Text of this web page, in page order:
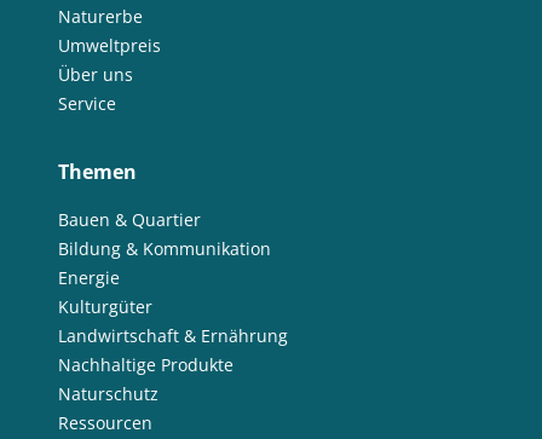
Naturerbe
Umweltpreis
Über uns
Service
Themen
Bauen & Quartier
Bildung & Kommunikation
Energie
Kulturgüter
Landwirtschaft & Ernährung
Nachhaltige Produkte
Naturschutz
Ressourcen